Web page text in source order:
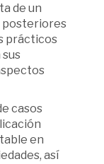
de un
posteriores
prácticos
casos
en
así